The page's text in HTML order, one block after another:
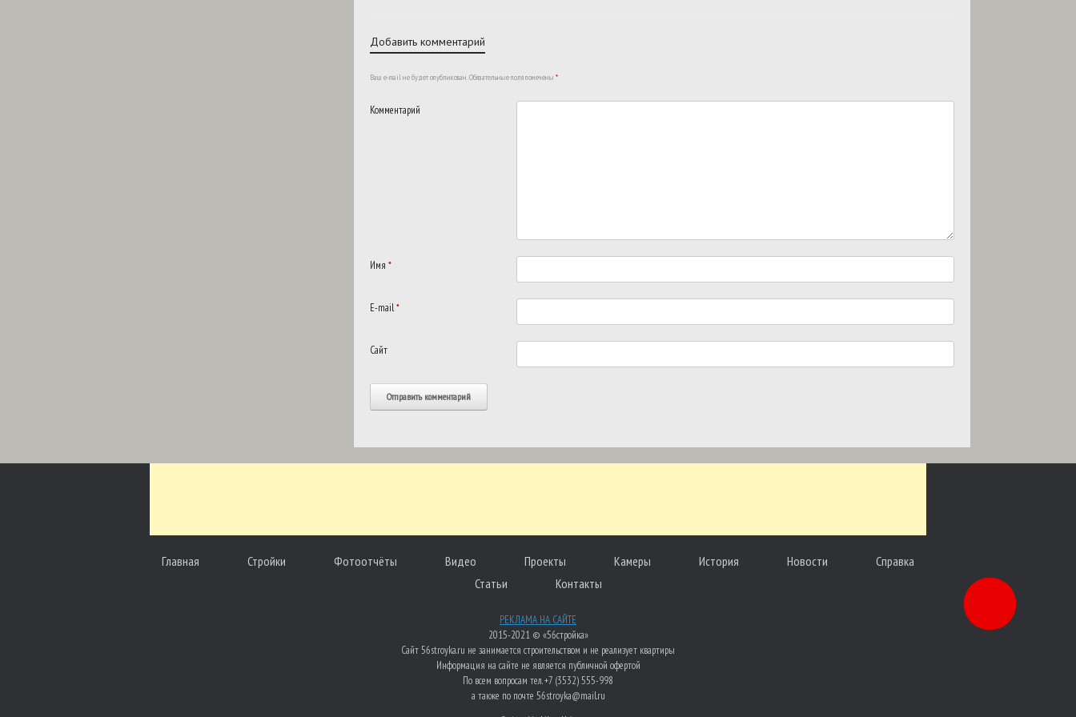
Добавить комментарий
Ваш e-mail не будет опубликован. Обязательные поля помечены*
Комментарий
Имя*
E-mail*
Сайт
Главная Стройки Фотоотчёты Видео Проекты Камеры История Новости
Справка
Статьи
Контакты
РЕКЛАМА НА САЙТЕ
2015-2021 © «56стройка»
Сайт 56stroyka.ru не занимается строительством и не реализует квартиры
Информация на сайте не является публичной офертой
По всем вопросам тел. +7 (3532) 555-998
а также по почте 56stroyka@mail.ru
Заказать